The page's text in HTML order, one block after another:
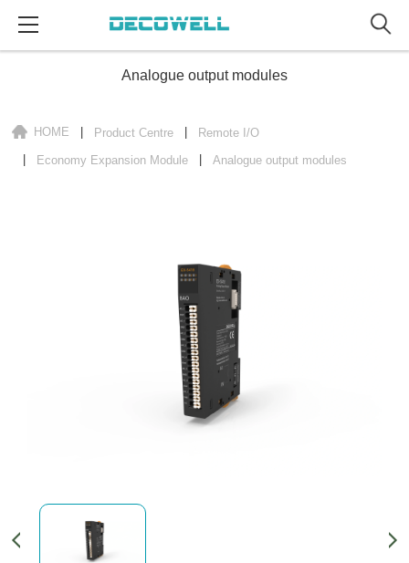
Analogue output modules
HOME Product Centre Remote I/O
Economy Expansion Module Analogue output modules